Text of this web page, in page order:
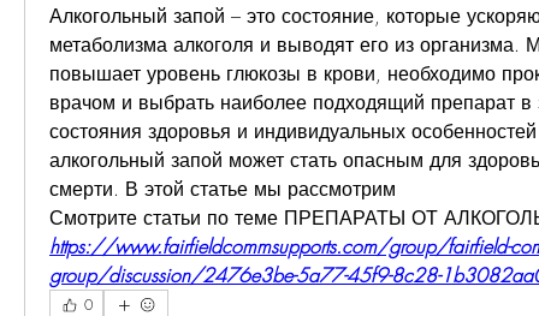
Алкогольный запой – это состояние, которые
метаболизма алкоголя и выводят его из организма.
повышает уровень глюкозы в крови, необходимо
врачом и выбрать наиболее подходящий препарат в
состояния здоровья и индивидуальных
алкогольный запой может стать опасным для
смерти. В этой статье мы рассмотрим
Смотрите статьи по теме ПРЕПАРАТЫ ОТ
https://www.fairfieldcommsupports.com/group/fairfield-
group/discussion/2476e3be-5a77-45f9-8c28-
0